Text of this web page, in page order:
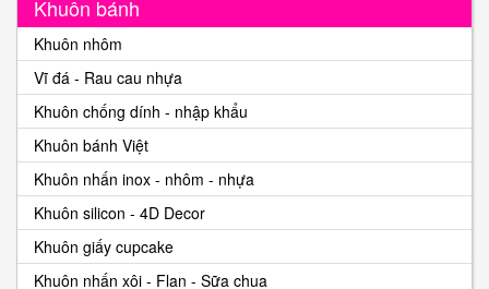
Khuôn bánh
Khuôn nhôm
Vĩ đá - Rau cau nhựa
Khuôn chống dính - nhập khẩu
Khuôn bánh Việt
Khuôn nhấn inox - nhôm - nhựa
Khuôn silicon - 4D Decor
Khuôn giấy cupcake
Khuôn nhấn xôi - Flan - Sữa chua